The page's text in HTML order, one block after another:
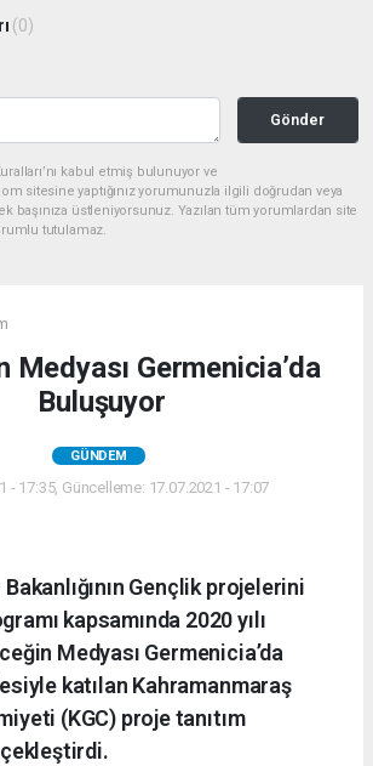
(0)
Gönder
kabul etmiş bulunuyor ve
sitesine yaptığınız yorumunuzla ilgili doğrudan veya
başınıza üstleniyorsunuz. Yazılan tüm yorumlardan site
tutulamaz.
Medyası Germenicia’da
Buluşuyor
GÜNDEM
- 17:35, Güncelleme: 17.07.2021 - 17:07
Gençlik projelerini
kapsamında 2020 yılı
Medyası Germenicia’da
katılan Kahramanmaraş
(KGC) proje tanıtım